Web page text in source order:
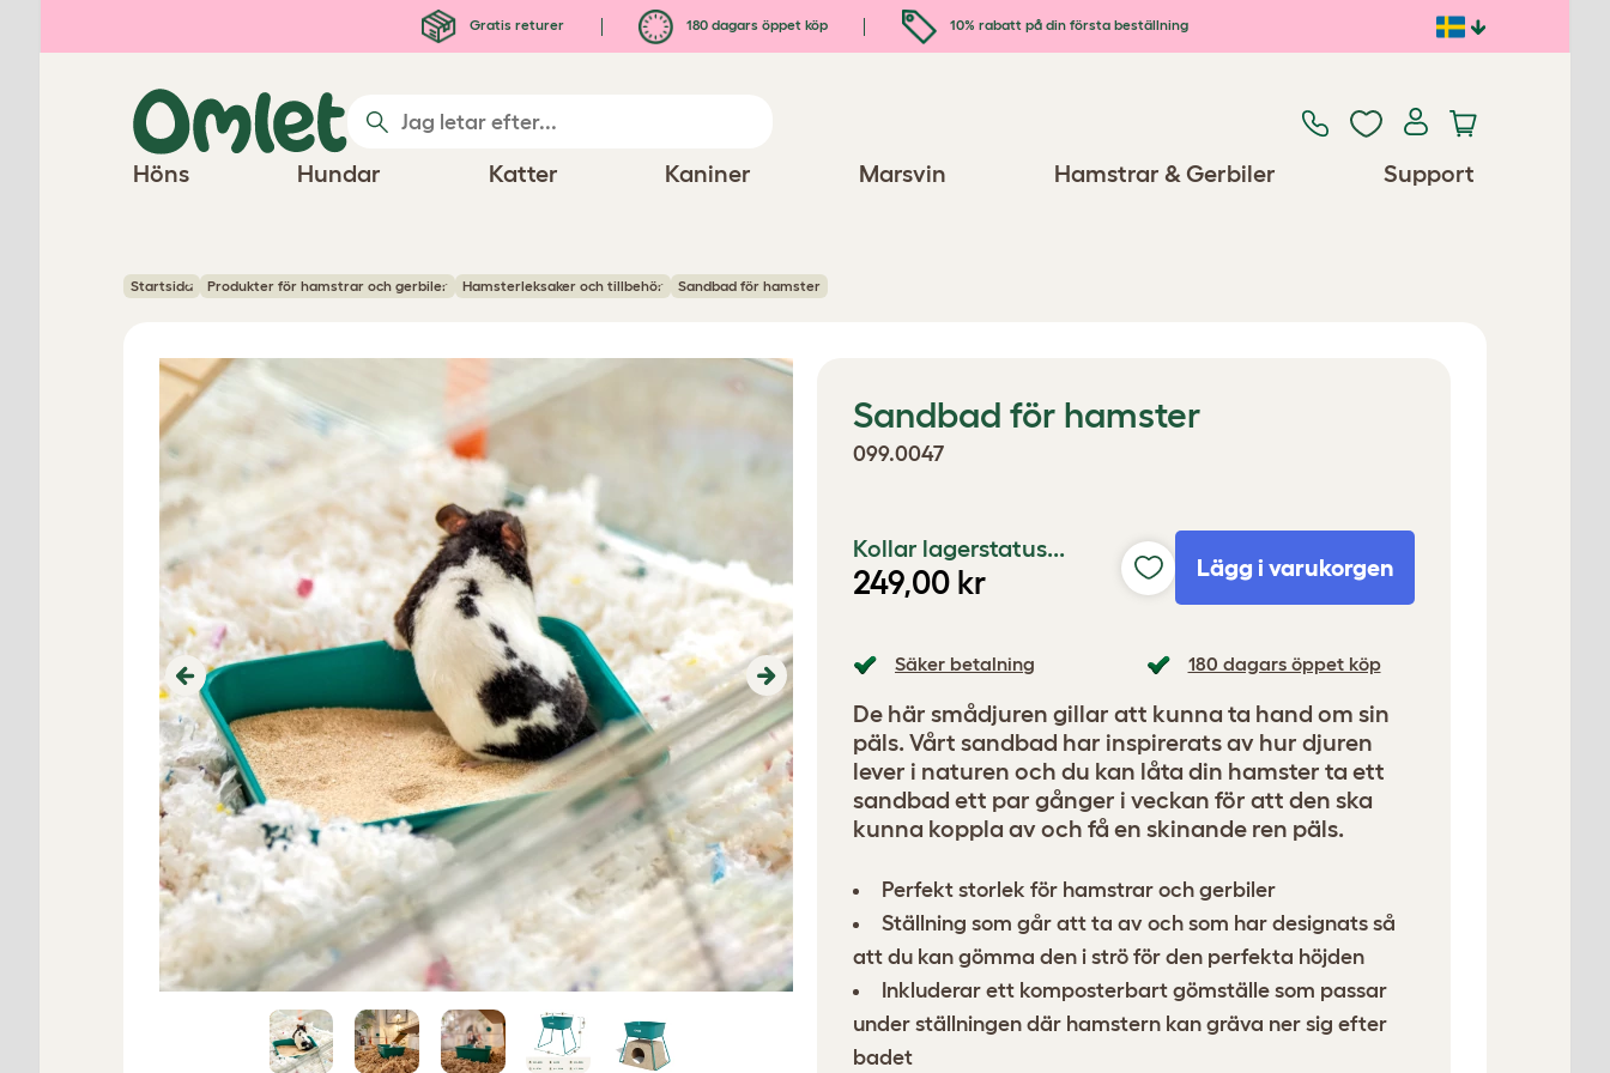
Gratis returer 180 dagars öppet köp 10% rabatt på din första beställning
Höns Hundar Katter Kaniner Marsvin Hamstrar & Gerbiler Support
Startsida Produkter för hamstrar och gerbiler Hamsterleksaker och tillbehör Sandbad för hamster
Previous Next
Sandbad för hamster
099.0047
Kollar lagerstatus...
249,00 kr Lägg i varukorgen
Säker betalning 180 dagars öppet köp
De här smådjuren gillar att kunna ta hand om sin
päls. Vårt sandbad har inspirerats av hur djuren
lever i naturen och du kan låta din hamster ta ett
sandbad ett par gånger i veckan för att den ska
kunna koppla av och få en skinande ren päls.
Perfekt storlek för hamstrar och gerbiler
Ställning som går att ta av och som har designats så
att du kan gömma den i strö för den perfekta höjden
Inkluderar ett komposterbart gömställe som passar
under ställningen där hamstern kan gräva ner sig efter
badet